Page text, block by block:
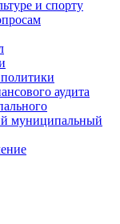
и спорту
аудита
муниципальный